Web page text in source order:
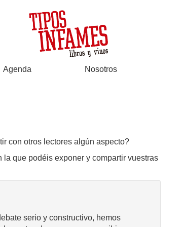
Agenda Nosotros
con otros lectores algún aspecto?
que podéis exponer y compartir vuestras
serio y constructivo, hemos